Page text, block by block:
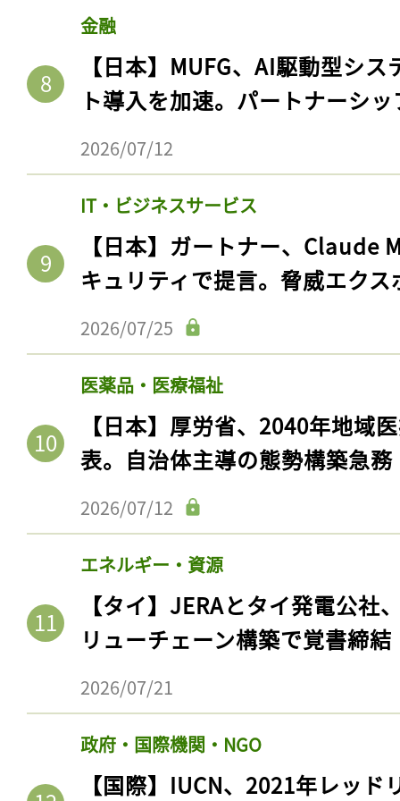
金融
【日本】MUFG、AI駆動型シ
ト導入を加速。パートナーシ
2026/07/12
IT・ビジネスサービス
【日本】ガートナー、Claude
キュリティで提言。脅威エク
2026/07/25
医薬品・医療福祉
【日本】厚労省、2040年地域
表。自治体主導の態勢構築急務
2026/07/12
エネルギー・資源
【タイ】JERAとタイ発電公社
リューチェーン構築で覚書締結
2026/07/21
政府・国際機関・NGO
【国際】IUCN、2021年レッ
記事をお気に入りに
ログインが必